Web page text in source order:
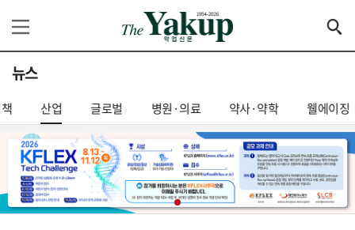
뉴스
산업 글로벌 병원·의료 약사·약학 웰에이징